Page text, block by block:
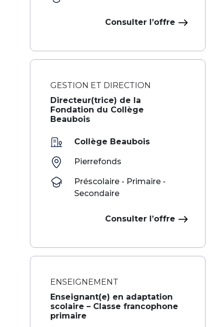
Consulter l’offre
GESTION ET DIRECTION
Directeur(trice) de la
Fondation du Collège
Beaubois
Collège Beaubois
Pierrefonds
Préscolaire - Primaire -
Secondaire
Consulter l’offre
ENSEIGNEMENT
Enseignant(e) en adaptation
scolaire – Classe francophone
primaire